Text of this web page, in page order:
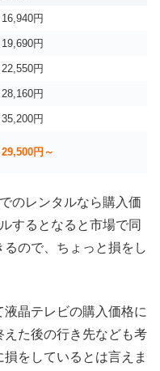
16,940円
19,690円
22,550円
28,160円
35,200円
29,500円～
のレンタルなら購入価
するとなると市場で同
ので、ちょっと損をし
晶テレビの購入価格に
た後の行き先なども考
をしているとは言えま